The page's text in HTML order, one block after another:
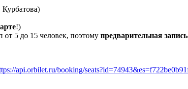
!)
5 до 15 человек, поэтому предварительная
api.orbilet.ru/booking/